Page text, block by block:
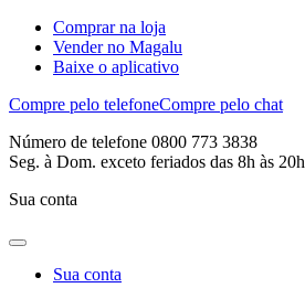
Comprar na loja
Vender no Magalu
Baixe o aplicativo
Compre pelo telefoneCompre pelo chat
Número de telefone 0800 773 3838
Seg. à Dom. exceto feriados das 8h às 20h
Sua conta
Sua conta